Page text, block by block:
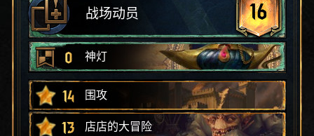
战场动员 16
0 神灯
14 围攻
13 店店的大冒险